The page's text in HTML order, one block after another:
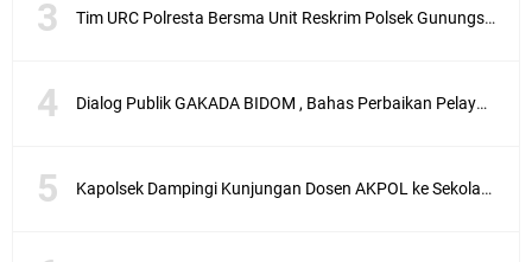
Tim URC Polresta Bersma Unit Reskrim Polsek Gunungsari Tangkap Pelaku Curanmor
Dialog Publik GAKADA BIDOM , Bahas Perbaikan Pelayanan Medis di NTB
Kapolsek Dampingi Kunjungan Dosen AKPOL ke Sekolah Rakyat Gunungsari